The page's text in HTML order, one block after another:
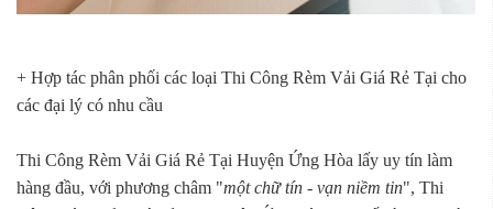
+ Hợp tác phân phối các loại Thi Công Rèm Vải Giá Rẻ Tại cho
các đại lý có nhu cầu
Thi Công Rèm Vải Giá Rẻ Tại Huyện Ứng Hòa lấy uy tín làm
hàng đầu, với phương châm "một chữ tín - vạn niềm tin", Thi